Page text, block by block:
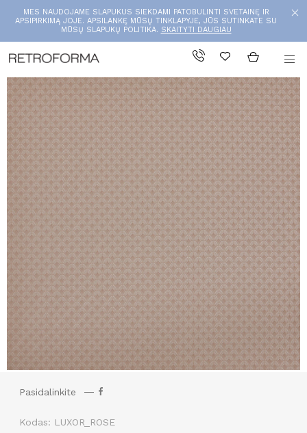
MES NAUDOJAME SLAPUKUS SIEKDAMI PATOBULINTI SVETAINĘ IR
APSIPIRKIMĄ JOJE. APSILANKĘ MŪSŲ TINKLAPYJE, JŪS SUTINKATE SU
MŪSŲ SLAPUKŲ POLITIKA. SKAITYTI DAUGIAU
Pasidalinkite
Kodas: LUXOR_ROSE